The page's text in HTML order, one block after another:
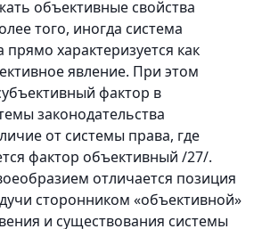
объективные свойства
того, иногда система
прямо характеризуется как
явление. При этом
фактор в
законодательства
от системы права, где
фактор объективный /27/.
отличается позиция
сторонником «объективной»
и существования системы